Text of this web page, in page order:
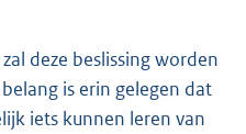
deze beslissing worden
is erin gelegen dat
iets kunnen leren van